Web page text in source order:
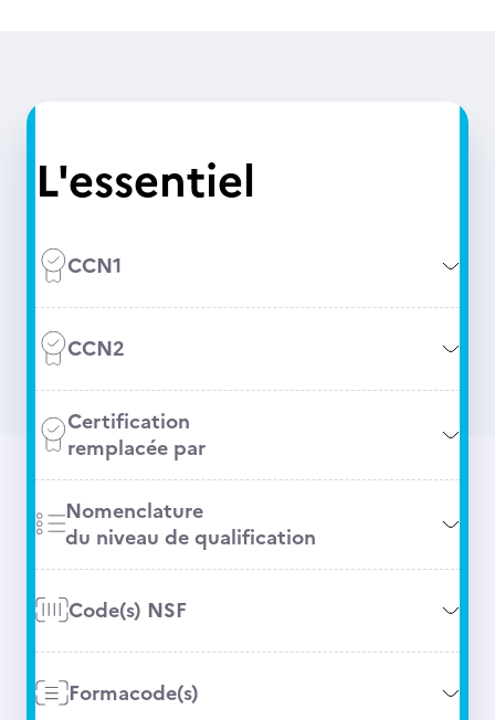
L'essentiel
CCN1
CCN2
Certification
remplacée par
Nomenclature
du niveau de qualification
Code(s) NSF
Formacode(s)